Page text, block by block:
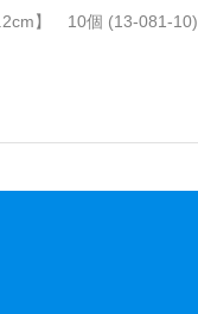
】 10個 (13-081-10)